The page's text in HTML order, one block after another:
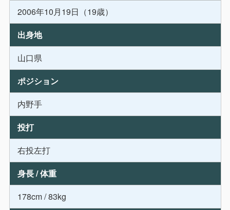
2006年10月19日（19歳）
出身地
山口県
ポジション
内野手
投打
右投左打
身長 / 体重
178cm / 83kg